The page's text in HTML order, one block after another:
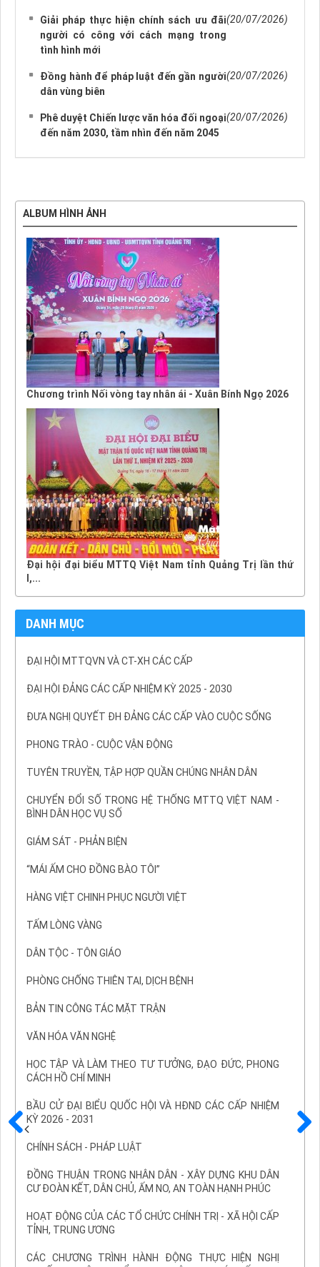
Giải pháp thực hiện chính sách ưu đãi
người có công với cách mạng trong
tình hình mới
(20/07/2026)
Đồng hành để pháp luật đến gần người
dân vùng biên
(20/07/2026)
Phê duyệt Chiến lược văn hóa đối ngoại
đến năm 2030, tầm nhìn đến năm 2045
(20/07/2026)
ALBUM HÌNH ẢNH
Chương trình Nối vòng tay nhân ái - Xuân Bính Ngọ 2026
Đại hội đại biểu MTTQ Việt Nam tỉnh Quảng Trị lần thứ
I,...
DANH MỤC
ĐẠI HỘI MTTQVN VÀ CT-XH CÁC CẤP
ĐẠI HỘI ĐẢNG CÁC CẤP NHIỆM KỲ 2025 - 2030
ĐƯA NGHỊ QUYẾT ĐH ĐẢNG CÁC CẤP VÀO CUỘC SỐNG
PHONG TRÀO - CUỘC VẬN ĐỘNG
TUYÊN TRUYỀN, TẬP HỢP QUẦN CHÚNG NHÂN DÂN
CHUYỂN ĐỔI SỐ TRONG HỆ THỐNG MTTQ VIỆT NAM -
BÌNH DÂN HỌC VỤ SỐ
GIÁM SÁT - PHẢN BIỆN
“MÁI ẤM CHO ĐỒNG BÀO TÔI”
HÀNG VIỆT CHINH PHỤC NGƯỜI VIỆT
TẤM LÒNG VÀNG
DÂN TỘC - TÔN GIÁO
PHÒNG CHỐNG THIÊN TAI, DỊCH BỆNH
BẢN TIN CÔNG TÁC MẶT TRẬN
VĂN HÓA VĂN NGHỆ
HỌC TẬP VÀ LÀM THEO TƯ TƯỞNG, ĐẠO ĐỨC, PHONG
CÁCH HỒ CHÍ MINH
BẦU CỬ ĐẠI BIỂU QUỐC HỘI VÀ HĐND CÁC CẤP NHIỆM
KỲ 2026 - 2031
CHÍNH SÁCH - PHÁP LUẬT
ĐỒNG THUẬN TRONG NHÂN DÂN - XÂY DỰNG KHU DÂN
CƯ ĐOÀN KẾT, DÂN CHỦ, ẤM NO, AN TOÀN HẠNH PHÚC
HOẠT ĐỘNG CỦA CÁC TỔ CHỨC CHÍNH TRỊ - XÃ HỘI CẤP
TỈNH, TRUNG ƯƠNG
CÁC CHƯƠNG TRÌNH HÀNH ĐỘNG THỰC HIỆN NGHỊ
Trước